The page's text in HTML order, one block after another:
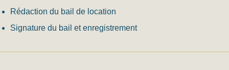
Rédaction du bail de location
Signature du bail et enregistrement